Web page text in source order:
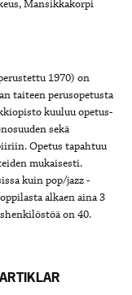
Mansikkakorpi
1970) on
taiteen perusopetusta
kuuluu opetus-
sekä
Opetus tapahtuu
mukaisesti.
kuin pop/jazz -
alkaen aina 3
on 40.